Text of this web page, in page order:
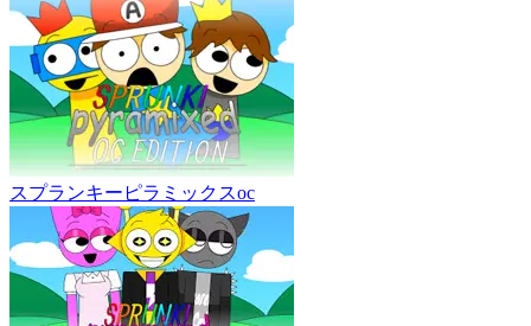
スプランキーピラミックスoc